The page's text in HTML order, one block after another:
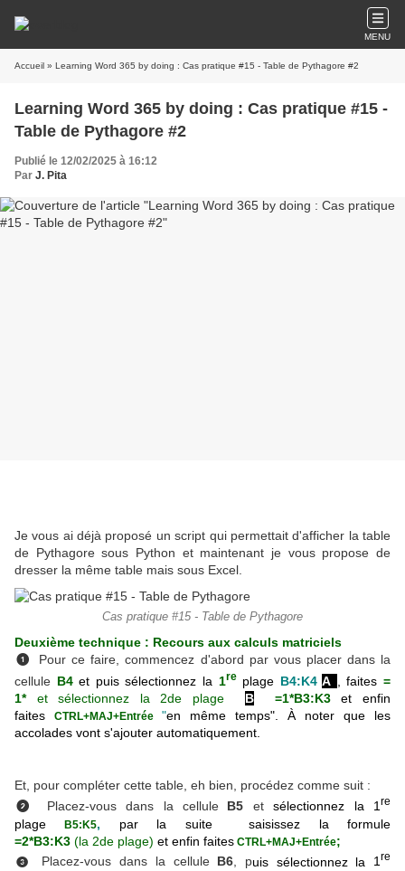
MENU
Accueil » Learning Word 365 by doing : Cas pratique #15 - Table de Pythagore #2
Learning Word 365 by doing : Cas pratique #15 -
Table de Pythagore #2
Publié le 12/02/2025 à 16:12
Par J. Pita
Je vous ai déjà proposé un script qui permettait d'afficher la table
de Pythagore sous Python et maintenant je vous propose de
dresser la même table mais sous Excel.
Cas pratique #15 - Table de Pythagore
Deuxième technique : Recours aux calculs matriciels
❶
Pour ce faire, commencez d'abord par vous placer dans la
cellule B4et puis sélectionnez la 1re plage B4:K4A , faites =
1*et sélectionnez la 2de plage B =1*B3:K3
et enfin
faites CTRL+MAJ+Entrée "en même temps" . À noter que les
accolades vont s'ajouter automatiquement.
Et, pour compléter cette table, eh bien, procédez comme suit :
❷ Placez-vous dans la cellule B5 etsélectionnez la 1re
plage B5:K5,
par la suite saisissez la formule
=2*B3:K3 (la 2de plage) et enfin faites CTRL+MAJ+Entrée;
❸ Placez-vous dans la celluleB6 , puis sélectionnez la 1re